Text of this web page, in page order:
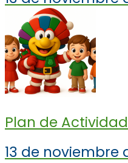
Plan de
13 de noviembre